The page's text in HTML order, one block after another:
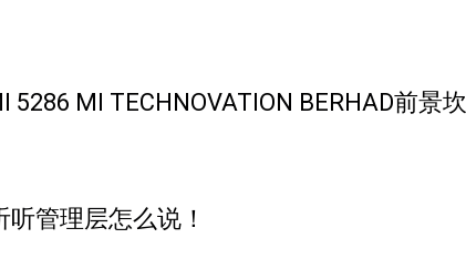
5286 MI TECHNOVATION BERHAD前景坎
管理层怎么说！